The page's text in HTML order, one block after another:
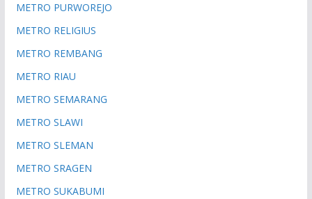
METRO PURWOREJO
METRO RELIGIUS
METRO REMBANG
METRO RIAU
METRO SEMARANG
METRO SLAWI
METRO SLEMAN
METRO SRAGEN
METRO SUKABUMI